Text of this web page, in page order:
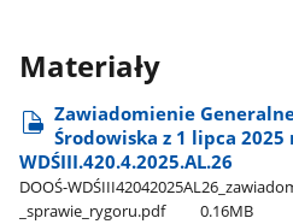
Materiały
Zawiadomienie
Środowiska z 1 lipca 2025
WDŚIII.420.4.2025.AL.26
DOOŚ-
_sprawie​_rygoru.pdf
0.16MB